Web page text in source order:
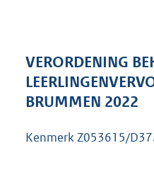
VERORDENING
BRUMMEN 2022
Kenmerk Z053615/